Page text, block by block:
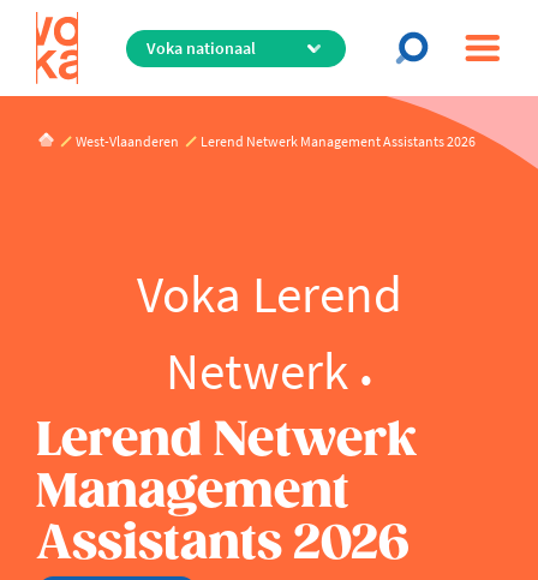
Overslaan
de
inhoud
West-Vlaanderen Lerend Netwerk Management Assistants 2026
Voka Lerend
Netwerk
Lerend Netwerk
Management
Assistants 2026